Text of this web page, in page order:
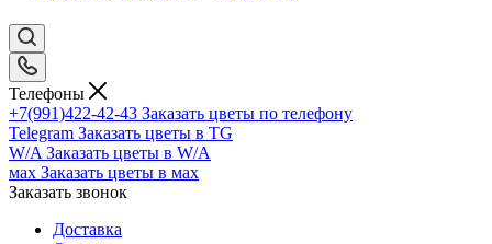
Телефоны
+7(991)422-42-43 Заказать цветы по телефону
Telegram Заказать цветы в TG
W/A Заказать цветы в W/A
мах Заказать цветы в мах
Заказать звонок
Доставка